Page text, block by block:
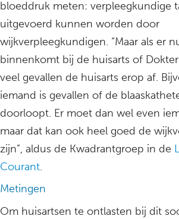
bloeddruk meten: verpleegkundige
uitgevoerd kunnen worden door
wijkverpleegkundigen. “Maar als er
binnenkomt bij de huisarts of
veel gevallen de huisarts erop af.
iemand is gevallen of de
doorloopt. Er moet dan wel even
maar dat kan ook heel goed de
zijn”, aldus de Kwadrantgroep in de
Courant.
Metingen
Om huisartsen te ontlasten bij dit